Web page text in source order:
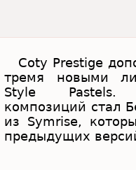
Coty Prestige
тремя новыми
Style Pastels.
композиций стал
из Symrise,
предыдущих